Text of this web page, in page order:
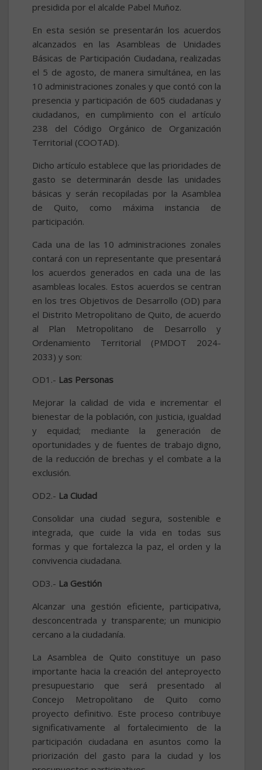
presidida por el alcalde Pabel Muñoz.
En esta sesión se presentarán los acuerdos
alcanzados en las Asambleas de Unidades
Básicas de Participación Ciudadana, realizadas
el 5 de agosto, de manera simultánea, en las
10 administraciones zonales y que contó con la
presencia y participación de 605 ciudadanas y
ciudadanos, en cumplimiento con el artículo
238 del Código Orgánico de Organización
Territorial (COOTAD).
Dicho artículo establece que las prioridades de
gasto se determinarán desde las unidades
básicas y serán recopiladas por la Asamblea
de Quito, como máxima instancia de
participación.
Cada una de las 10 administraciones zonales
contará con un representante que presentará
los acuerdos generados en cada una de las
asambleas locales. Estos acuerdos se centran
en los tres Objetivos de Desarrollo (OD) para
el Distrito Metropolitano de Quito, de acuerdo
al Plan Metropolitano de Desarrollo y
Ordenamiento Territorial (PMDOT 2024-
2033) y son:
OD1.- Las Personas
Mejorar la calidad de vida e incrementar el
bienestar de la población, con justicia, igualdad
y equidad; mediante la generación de
oportunidades y de fuentes de trabajo digno,
de la reducción de brechas y el combate a la
exclusión.
OD2.- La Ciudad
Consolidar una ciudad segura, sostenible e
integrada, que cuide la vida en todas sus
formas y que fortalezca la paz, el orden y la
convivencia ciudadana.
OD3.- La Gestión
Alcanzar una gestión eficiente, participativa,
desconcentrada y transparente; un municipio
cercano a la ciudadanía.
La Asamblea de Quito constituye un paso
importante hacia la creación del anteproyecto
presupuestario que será presentado al
Concejo Metropolitano de Quito como
proyecto definitivo. Este proceso contribuye
significativamente al fortalecimiento de la
participación ciudadana en asuntos como la
priorización del gasto para la ciudad y los